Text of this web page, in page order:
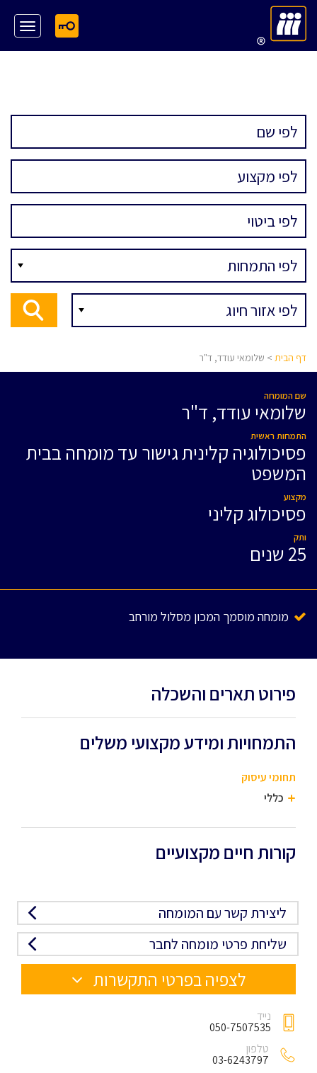
דף הבית > שלומאי עודד, ד"ר
שם המומחה
שלומאי עודד, ד"ר
התמחות ראשית
פסיכולוגיה קלינית גישור עד מומחה בבית
המשפט
מקצוע
פסיכולוג קליני
ותק
25 שנים
מומחה מוסמך המכון מסלול מורחב
פירוט תארים והשכלה
התמחויות ומידע מקצועי משלים
תחומי עיסוק
כללי
קורות חיים מקצועיים
ליצירת קשר עם המומחה
שליחת פרטי מומחה לחבר
לצפיה בפרטי התקשרות
נייד
050-7507535
טלפון
03-6243797